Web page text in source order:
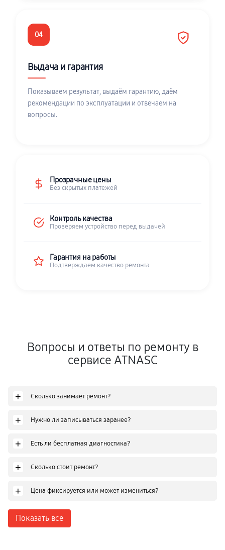
04
Выдача и гарантия
Показываем результат, выдаём гарантию, даём
рекомендации по эксплуатации и отвечаем на
вопросы.
Прозрачные цены
Без скрытых платежей
Контроль качества
Проверяем устройство перед выдачей
Гарантия на работы
Подтверждаем качество ремонта
Вопросы и ответы по ремонту в
сервисе ATNASC
+ Сколько занимает ремонт?
+ Нужно ли записываться заранее?
+ Есть ли бесплатная диагностика?
+ Сколько стоит ремонт?
+ Цена фиксируется или может измениться?
Показать все